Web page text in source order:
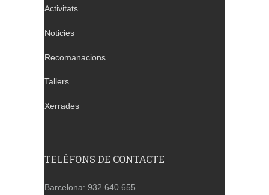
Activitats
Noticies
Recomanacions
Tallers
Xerrades
TELÈFONS DE CONTACTE
Barcelona: 932 640 655